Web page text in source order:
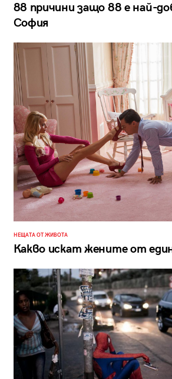
88 причини защо 88 е най-
София
НЕЩАТА ОТ ЖИВОТА
Какво искат жените от